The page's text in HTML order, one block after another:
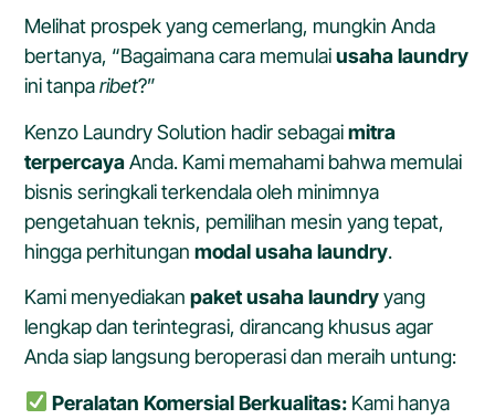
Melihat prospek yang cemerlang, mungkin Anda
bertanya, “Bagaimana cara memulaiusaha laundry
ini tanparibet?”
Kenzo Laundry Solution hadir sebagaimitra
terpercayaAnda. Kami memahami bahwa memulai
bisnis seringkali terkendala oleh minimnya
pengetahuan teknis, pemilihan mesin yang tepat,
hingga perhitunganmodal usaha laundry.
Kami menyediakanpaket usaha laundryyang
lengkap dan terintegrasi, dirancang khusus agar
Anda siap langsung beroperasi dan meraih untung:
Peralatan Komersial Berkualitas:Kami hanya